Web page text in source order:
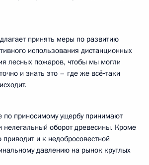
принять меры по развитию
использования дистанционных
лесных пожаров, чтобы мы могли
и знать это – где же всё‑таки
по приносимому ущербу принимают
нелегальный оборот древесины. Кроме
и к недобросовестной
давлению на рынок круглых